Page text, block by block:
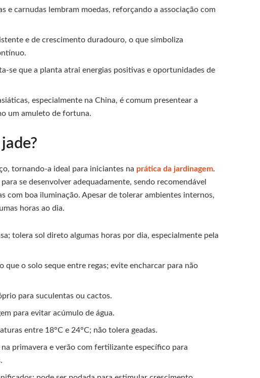
e carnudas lembram moedas, reforçando a associação com
e de crescimento duradouro, o que simboliza
se que a planta atrai energias positivas e oportunidades de
especialmente na China, é comum presentear a
um amuleto de fortuna.
tornando-a ideal para iniciantes na prática da jardinagem.
se desenvolver adequadamente, sendo recomendável
com boa iluminação. Apesar de tolerar ambientes internos,
horas ao dia.
tolera sol direto algumas horas por dia, especialmente pela
que o solo seque entre regas; evite encharcar para não
para suculentas ou cactos.
para evitar acúmulo de água.
entre 18°C e 24°C; não tolera geadas.
na primavera e verão com fertilizante específico para